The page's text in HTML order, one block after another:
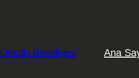
Umutlu Belediyesi Ana